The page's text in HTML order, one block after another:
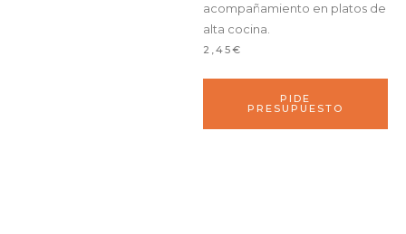
acompañamiento en platos de
alta cocina.
2,45€
PIDE
PRESUPUESTO